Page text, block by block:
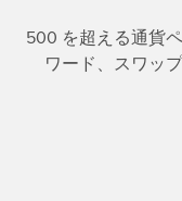
500 を超える通貨
ワード、スワッ